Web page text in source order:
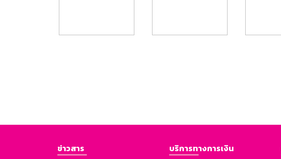
ข่าวสาร
บริการทางการเงิน